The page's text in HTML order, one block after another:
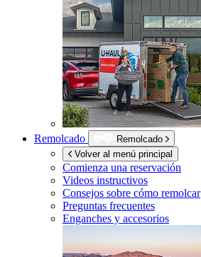
Remolcado
Remolcado
Volver al menú principal
Comienza una reservación
Videos instructivos
Consejos sobre cómo remolcar
Preguntas frecuentes
Enganches y accesorios